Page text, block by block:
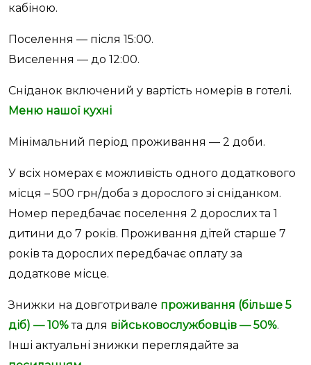
кабіною.
Поселення — після 15:00.
Виселення — до 12:00.
Сніданок включений у вартість номерів в готелі.
Меню нашої кухні
Мінімальний період проживання — 2 доби.
У всіх номерах є можливість одного додаткового
місця – 500 грн/доба з дорослого зі сніданком.
Номер передбачає поселення 2 дорослих та 1
дитини до 7 років. Проживання дітей старше 7
років та дорослих передбачає оплату за
додаткове місце.
Знижки на довготривале проживання (більше 5
діб) — 10%та для військовослужбовців — 50%.
Інші актуальні знижки переглядайте за